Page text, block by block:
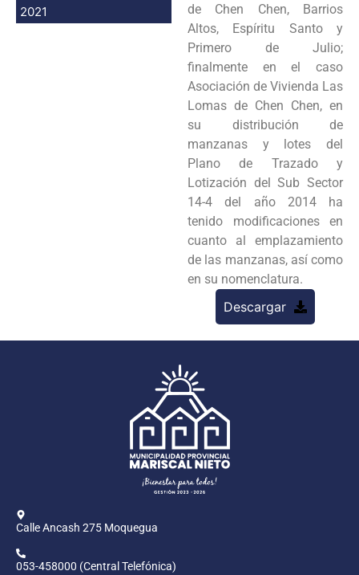
2021
de Chen Chen, Barrios
Altos, Espíritu Santo y
Primero de Julio;
finalmente en el caso
Asociación de Vivienda Las
Lomas de Chen Chen, en
su distribución de
manzanas y lotes del
Plano de Trazado y
Lotización del Sub Sector
14-4 del año 2014 ha
tenido modificaciones en
cuanto al emplazamiento
de las manzanas, así como
en su nomenclatura.
Descargar
Calle Ancash 275 Moquegua
053-458000 (Central Telefónica)